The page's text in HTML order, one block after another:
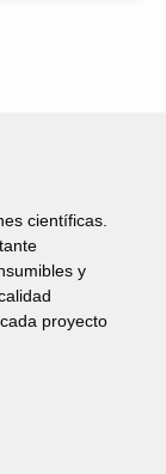
científicas.
y
proyecto